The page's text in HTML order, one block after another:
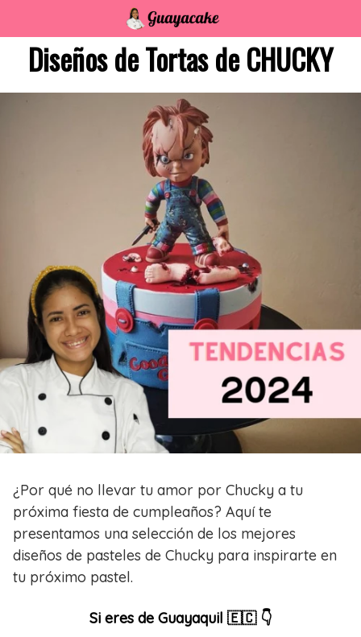
contenidoDiseños de Tortas de CHUCKY
¿Por qué no llevar tu amor por Chucky a tu
próxima fiesta de cumpleaños? Aquí te
presentamos una selección de los mejores
diseños de pasteles de Chucky para inspirarte en
tu próximo pastel.
Si eres de Guayaquil 🇪🇨 👇